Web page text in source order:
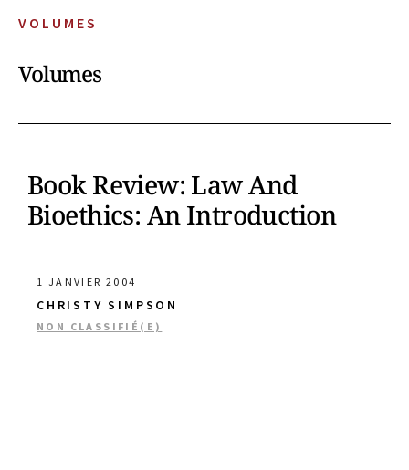
VOLUMES
Volumes
Book Review: Law And
Bioethics: An Introduction
1 JANVIER 2004
CHRISTY SIMPSON
NON CLASSIFIÉ(E)